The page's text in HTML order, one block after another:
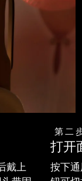
戴上
第二
打开
按下